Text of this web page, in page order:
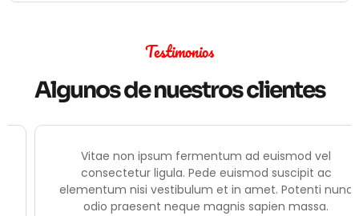
Testimonios
Algunos de nuestros clientes
Vitae non ipsum fermentum ad euismod vel
consectetur ligula. Pede euismod suscipit ac
elementum nisi vestibulum et in amet. Potenti nunc
odio praesent neque magnis sapien massa.